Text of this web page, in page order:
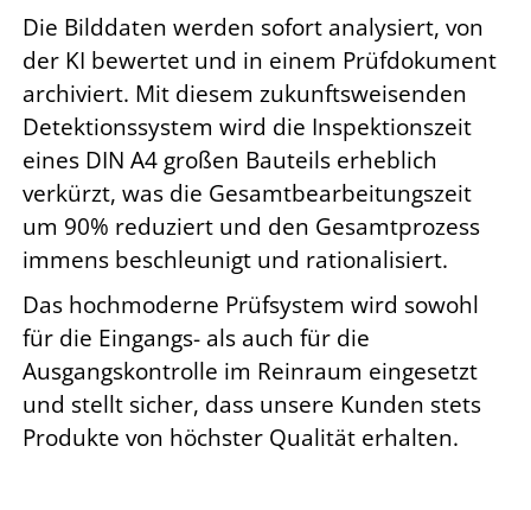
Die Bilddaten werden sofort analysiert, von
der KI bewertet und in einem Prüfdokument
archiviert. Mit diesem zukunftsweisenden
Detektionssystem wird die Inspektionszeit
eines DIN A4 großen Bauteils erheblich
verkürzt, was die Gesamtbearbeitungszeit
um 90% reduziert und den Gesamtprozess
immens beschleunigt und rationalisiert.
Das hochmoderne Prüfsystem wird sowohl
für die Eingangs- als auch für die
Ausgangskontrolle im Reinraum eingesetzt
und stellt sicher, dass unsere Kunden stets
Produkte von höchster Qualität erhalten.